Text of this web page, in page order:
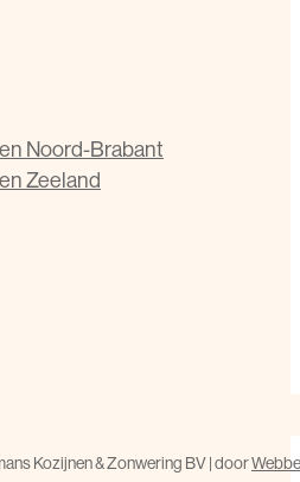
Noord-Brabant
Zeeland
Kozijnen & Zonwering BV | door